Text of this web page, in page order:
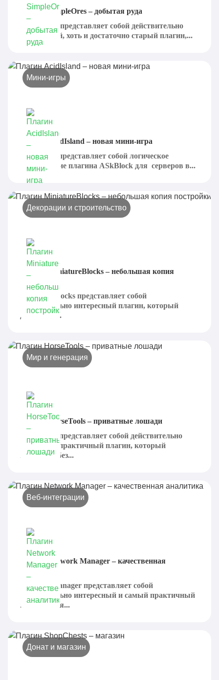
Плагин SimpleOres – добытая руда
SimpleOres представляет собой действительно
интересный, хоть и достаточно старый плагин,...
Мини-игры
Плагин AcidIsland – новая мини-игра
AcidIsland представляет собой логическое
продолжение плагина ASkBlock для серверов в...
Декорации и строительство
Плагин MiniatureBlocks – небольшая копия
MiniatureBlocks представляет собой
действительно интересный плагин, который
добавляет...
Мир и генерация
Плагин HorseTools – приватные лошади
HorseTools представляет собой действительно
удобный и практичный плагин, который
позволяет без...
Веб-интеграции
Плагин Network Manager – качественная
аналитика
Network Manager представляет собой
действительно интересный и самый практичный
вариант для...
Донат и магазин